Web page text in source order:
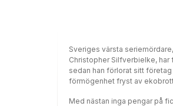
Sveriges värsta
Christopher Silfverbielke, har
sedan han förlorat sitt
förmögenhet fryst av
Med nästan inga pengar på